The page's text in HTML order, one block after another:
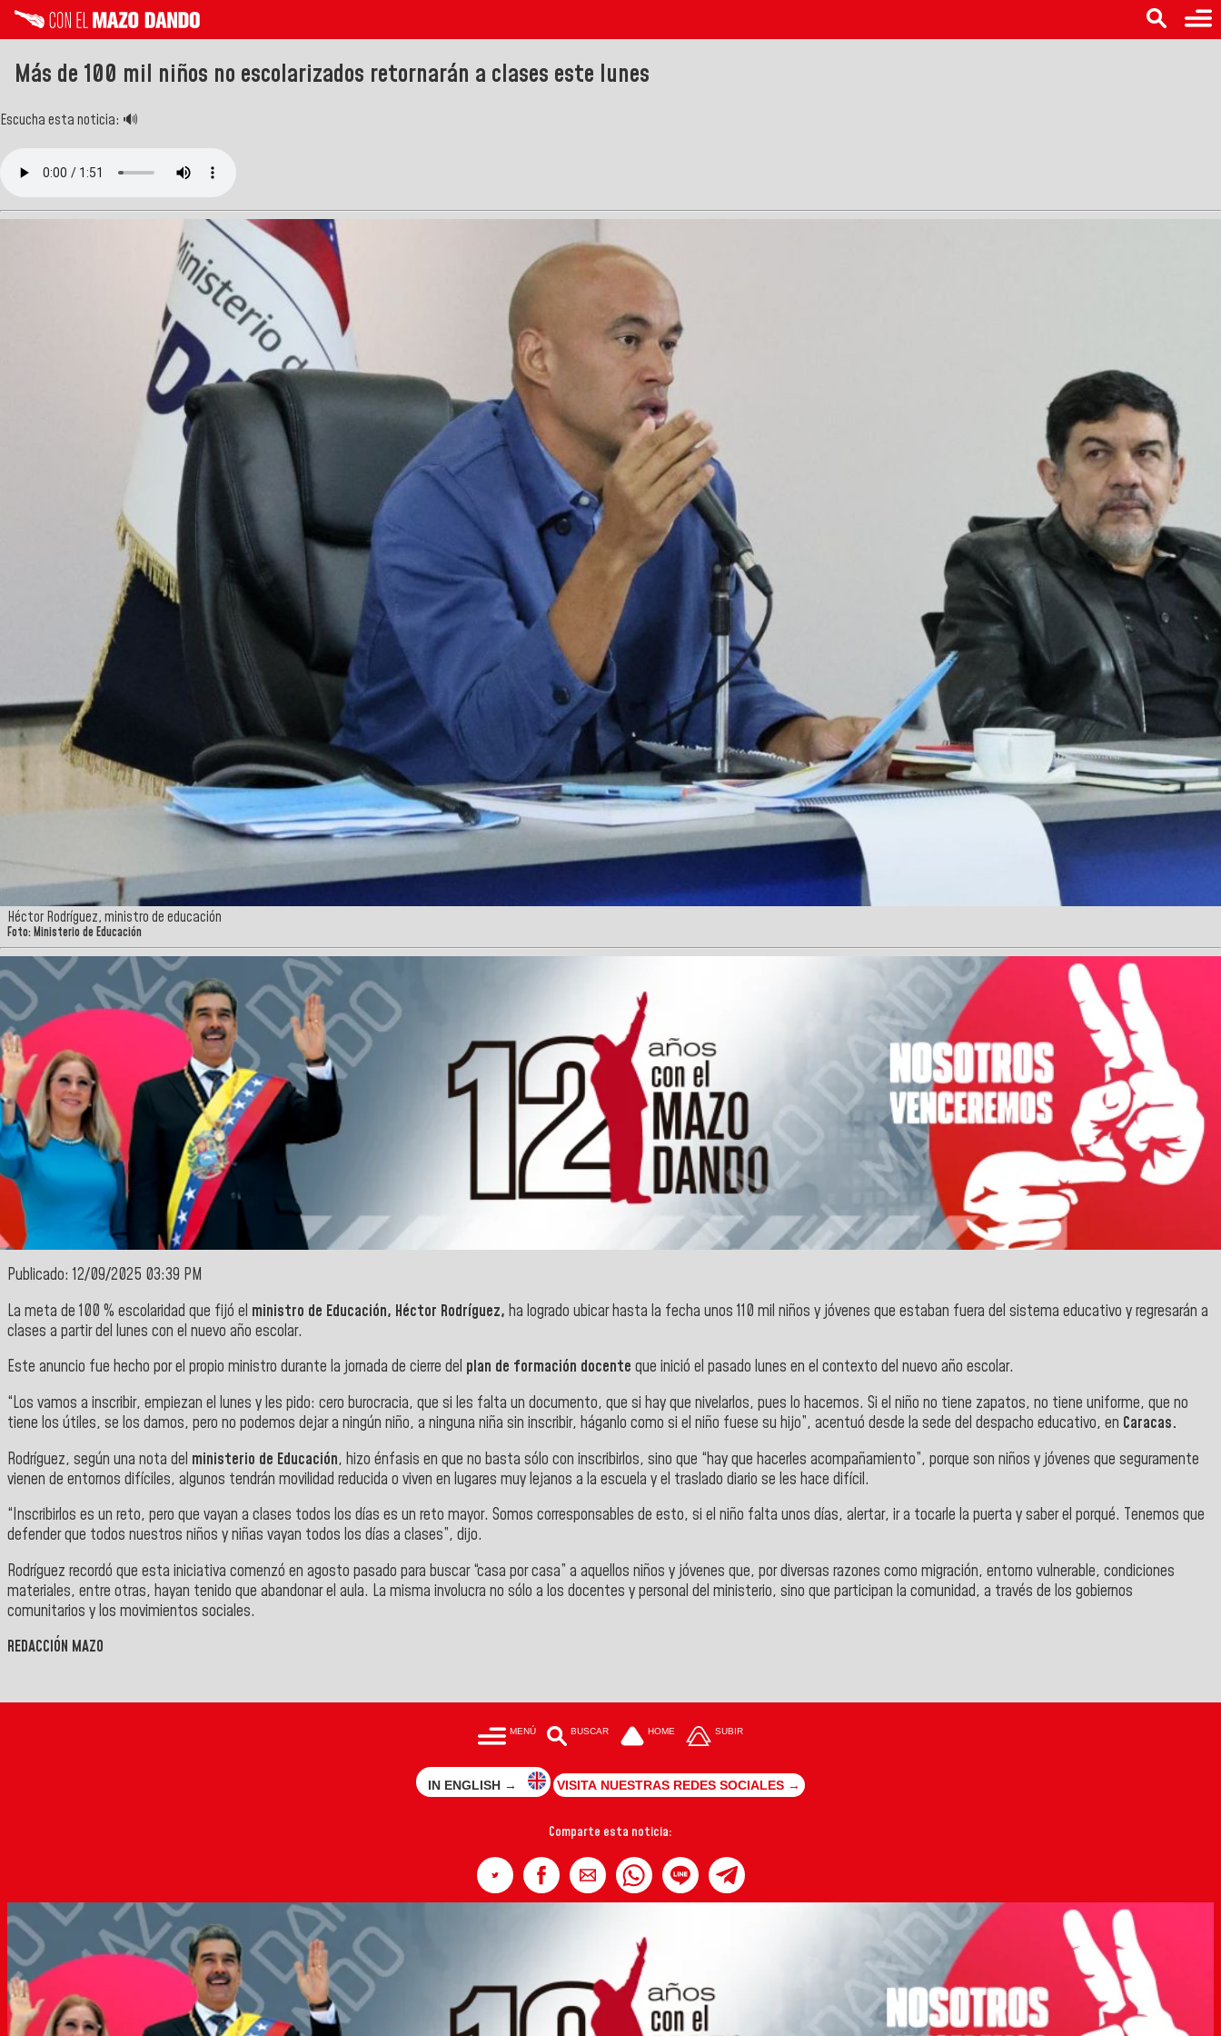
Más de 100 mil niños no escolarizados retornarán a clases este lunes
Escucha esta noticia: 🔊
Héctor Rodríguez, ministro de educación
Foto: Ministerio de Educación
Publicado: 12/09/2025 03:39 PM
La meta de 100 % escolaridad que fijó el ministro de Educación, Héctor Rodríguez, ha logrado ubicar hasta la fecha unos 110 mil niños y jóvenes que estaban fuera del sistema educativo y regresarán a
clases a partir del lunes con el nuevo año escolar.
Este anuncio fue hecho por el propio ministro durante la jornada de cierre del plan de formación docente que inició el pasado lunes en el contexto del nuevo año escolar.
“Los vamos a inscribir, empiezan el lunes y les pido: cero burocracia, que si les falta un documento, que si hay que nivelarlos, pues lo hacemos. Si el niño no tiene zapatos, no tiene uniforme, que no
tiene los útiles, se los damos, pero no podemos dejar a ningún niño, a ninguna niña sin inscribir, háganlo como si el niño fuese su hijo”, acentuó desde la sede del despacho educativo, en Caracas.
Rodríguez, según una nota del ministerio de Educación, hizo énfasis en que no basta sólo con inscribirlos, sino que “hay que hacerles acompañamiento”, porque son niños y jóvenes que seguramente
vienen de entornos difíciles, algunos tendrán movilidad reducida o viven en lugares muy lejanos a la escuela y el traslado diario se les hace difícil.
“Inscribirlos es un reto, pero que vayan a clases todos los días es un reto mayor. Somos corresponsables de esto, si el niño falta unos días, alertar, ir a tocarle la puerta y saber el porqué. Tenemos que
defender que todos nuestros niños y niñas vayan todos los días a clases”, dijo.
Rodríguez recordó que esta iniciativa comenzó en agosto pasado para buscar “casa por casa” a aquellos niños y jóvenes que, por diversas razones como migración, entorno vulnerable, condiciones
materiales, entre otras, hayan tenido que abandonar el aula. La misma involucra no sólo a los docentes y personal del ministerio, sino que participan la comunidad, a través de los gobiernos
comunitarios y los movimientos sociales.
REDACCIÓN MAZO
MENÚ BUSCAR HOME SUBIR
IN ENGLISH → VISITA NUESTRAS REDES SOCIALES →
Comparte esta noticia: